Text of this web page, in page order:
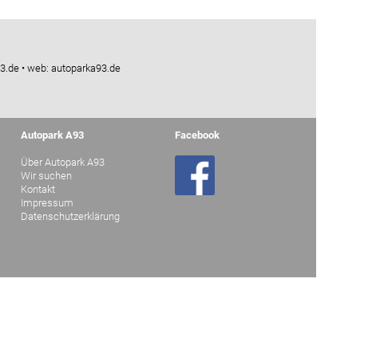
• web: autoparka93.de
Autopark A93
Über Autopark A93
Wir suchen
Kontakt
Impressum
Datenschutzerklärung
Facebook